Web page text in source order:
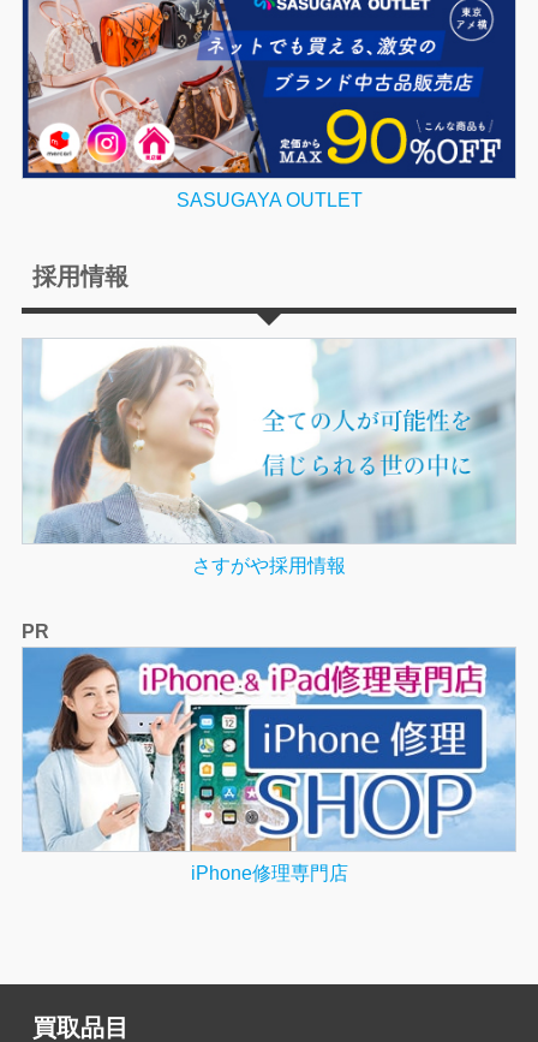
SASUGAYA OUTLET
採用情報
さすがや採用情報
PR
iPhone修理専門店
買取品目